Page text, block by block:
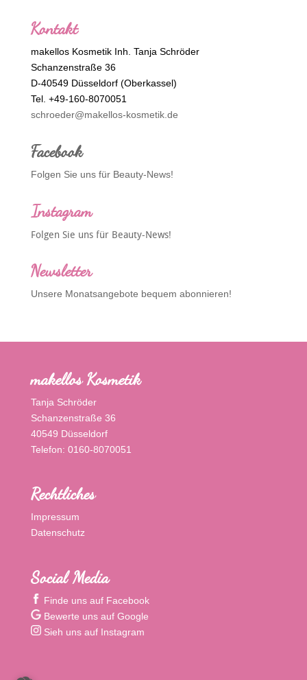
Kontakt
makellos Kosmetik Inh. Tanja Schröder
Schanzenstraße 36
D-40549 Düsseldorf (Oberkassel)
Tel. +49-160-8070051
schroeder@makellos-kosmetik.de
Facebook
Folgen Sie uns für Beauty-News!
Instagram
Folgen Sie uns für Beauty-News!
Newsletter
Unsere Monatsangebote bequem abonnieren!
makellos Kosmetik
Tanja Schröder
Schanzenstraße 36
40549 Düsseldorf
Telefon: 0160-8070051
Rechtliches
Impressum
Datenschutz
Social Media
Finde uns auf Facebook
Bewerte uns auf Google
Sieh uns auf Instagram